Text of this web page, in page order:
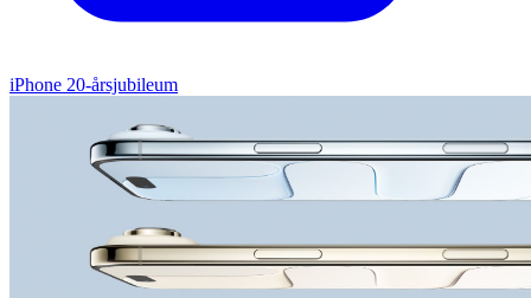
iPhone 20-årsjubileum